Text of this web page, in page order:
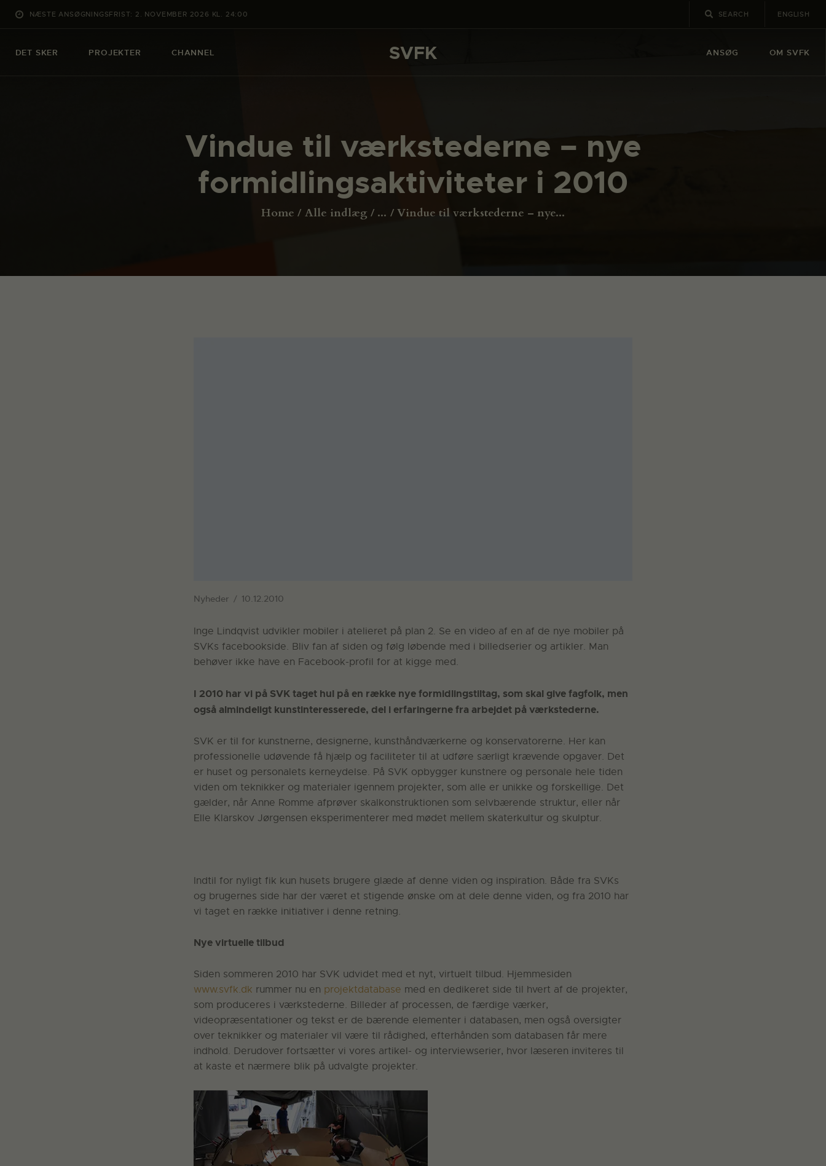
NÆSTE ANSØGNINGSFRIST: 2. NOVEMBER 2026 KL. 24:00 ENGLISH
DET SKER PROJEKTER CHANNEL SVFK ANSØG OM SVFK
Vindue til værkstederne – nye
formidlingsaktiviteter i 2010
Home Alle indlæg ... Vindue til værkstederne – nye...
SVFK
PROJEKTER
OM SVFK
ENGLISH
Nyheder 10.12.2010
Inge Lindqvist udvikler mobiler i atelieret på plan 2. Se en video af en af de nye mobiler på
SVKs facebookside. Bliv fan af siden og følg løbende med i billedserier og artikler. Man
behøver ikke have en Facebook-profil for at kigge med.
I 2010 har vi på SVK taget hul på en række nye formidlingstiltag, som skal give fagfolk, men
også almindeligt kunstinteresserede, del i erfaringerne fra arbejdet på værkstederne.
SVK er til for kunstnerne, designerne, kunsthåndværkerne og konservatorerne. Her kan
professionelle udøvende få hjælp og faciliteter til at udføre særligt krævende opgaver. Det
er huset og personalets kerneydelse. På SVK opbygger kunstnere og personale hele tiden
viden om teknikker og materialer igennem projekter, som alle er unikke og forskellige. Det
gælder, når Anne Romme afprøver skalkonstruktionen som selvbærende struktur, eller når
Elle Klarskov Jørgensen eksperimenterer med mødet mellem skaterkultur og skulptur.
Indtil for nyligt fik kun husets brugere glæde af denne viden og inspiration. Både fra SVKs
og brugernes side har der været et stigende ønske om at dele denne viden, og fra 2010 har
vi taget en række initiativer i denne retning.
Nye virtuelle tilbud
Siden sommeren 2010 har SVK udvidet med et nyt, virtuelt tilbud. Hjemmesiden
www.svfk.dk rummer nu en projektdatabase med en dedikeret side til hvert af de projekter,
som produceres i værkstederne. Billeder af processen, de færdige værker,
videopræsentationer og tekst er de bærende elementer i databasen, men også oversigter
over teknikker og materialer vil være til rådighed, efterhånden som databasen får mere
indhold. Derudover fortsætter vi vores artikel- og interviewserier, hvor læseren inviteres til
at kaste et nærmere blik på udvalgte projekter.